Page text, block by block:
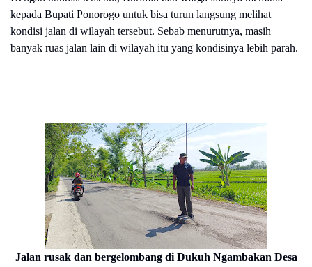
kepada Bupati Ponorogo untuk bisa turun langsung melihat
kondisi jalan di wilayah tersebut. Sebab menurutnya, masih
banyak ruas jalan lain di wilayah itu yang kondisinya lebih parah.
Jalan rusak dan bergelombang di Dukuh Ngambakan Desa